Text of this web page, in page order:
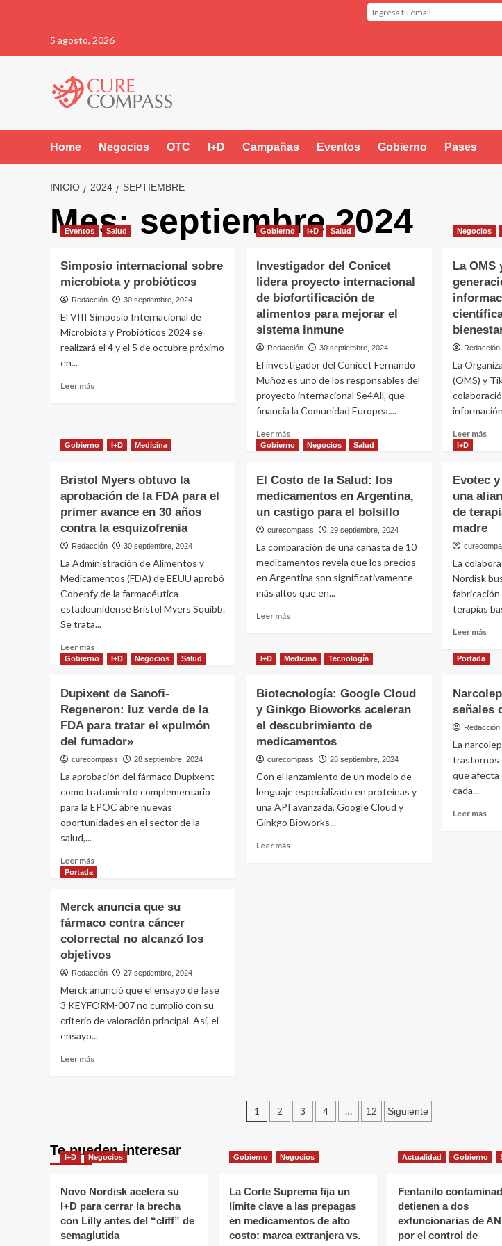
5 agosto, 2026
Home Negocios OTC I+D Campañas Eventos Gobierno Pases
INICIO 2024 SEPTIEMBRE
Mes: septiembre 2024
Eventos Salud
Simposio internacional sobre
microbiota y probióticos
Redacción 30 septiembre, 2024
El VIII Simposio Internacional de
Microbiota y Probióticos 2024 se
realizará el 4 y el 5 de octubre próximo
en...
Leer más
sobre
y
probióticos
Gobierno I+D Salud
Investigador del Conicet
lidera proyecto internacional
de biofortificación de
alimentos para mejorar el
sistema inmune
Redacción 30 septiembre, 2024
El investigador del Conicet Fernando
Muñoz es uno de los responsables del
proyecto internacional Se4All, que
financia la Comunidad Europea....
Leer más
más
del
Conicet
lidera
proyecto
internacional
de
biofortificación
de
alimentos
mejorar
inmune
Negocios
La OMS
Redacción
La
(OMS) y
Leer másLeer
y
de
más
de
salud
Gobierno I+D Medicina
Bristol Myers obtuvo la
aprobación de la FDA para el
primer avance en 30 años
contra la esquizofrenia
Redacción 30 septiembre, 2024
La Administración de Alimentos y
Medicamentos (FDA) de EEUU aprobó
Cobenfy de la farmacéutica
estadounidense Bristol Myers Squibb.
Se trata...
Leer más
más
Myers
obtuvo
la
aprobación
la
FDA
para
el
primer
años
esquizofrenia
Gobierno Negocios Salud
El Costo de la Salud: los
medicamentos en Argentina,
un castigo para el bolsillo
curecompass 29 septiembre, 2024
La comparación de una canasta de 10
medicamentos revela que los precios
en Argentina son significativamente
más altos que en...
Leer más
El
Costo
la
Salud:
los
medicamentos
en
Argentina,
para
el
bolsillo
I+D
Evotec
una
de
madre
La
Nordisk
fabricación
terapias
Leer másLeer
para
el
Gobierno I+D Negocios Salud
Dupixent de Sanofi-
Regeneron: luz verde de la
FDA para tratar el «pulmón
del fumador»
curecompass 28 septiembre, 2024
La aprobación del fármaco Dupixent
como tratamiento complementario
para la EPOC abre nuevas
oportunidades en el sector de la
salud,...
Leer más
de
Sanofi-
Regeneron:
luz
de
la
FDA
para
I+D Medicina Tecnología
Biotecnología: Google Cloud
y Ginkgo Bioworks aceleran
el descubrimiento de
medicamentos
curecompass 28 septiembre, 2024
Con el lanzamiento de un modelo de
lenguaje especializado en proteínas y
una API avanzada, Google Cloud y
Ginkgo Bioworks...
Leer más
Portada
señales
Redacción
La
trastornos
que afecta
cada...
Leer másLeer
Portada
Merck anuncia que su
fármaco contra cáncer
colorrectal no alcanzó los
objetivos
Redacción 27 septiembre, 2024
Merck anunció que el ensayo de fase
3 KEYFORM-007 no cumplió con su
criterio de valoración principal. Así, el
ensayo...
Leer más
fármaco
contra
colorrectal
no
alcanzó
los
objetivos
Paginación
entradas
1 2 3 4 … 12 Siguiente
Te pueden interesar
I+D Negocios
Novo Nordisk acelera su
I+D para cerrar la brecha
con Lilly antes del “cliff” de
semaglutida
Gobierno Negocios
La Corte Suprema fija un
límite clave a las prepagas
en medicamentos de alto
costo: marca extranjera vs.
Actualidad Gobierno
Fentanilo
detienen a dos
exfuncionarias de
por el control de